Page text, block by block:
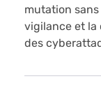
mutation
vigilance et la
des